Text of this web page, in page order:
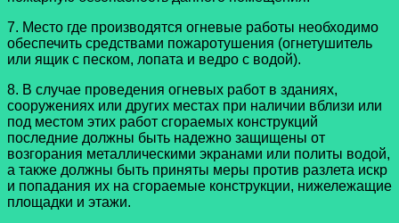
7. Место где производятся огневые работы необходимо
обеспечить средствами пожаротушения (огнетушитель
или ящик с песком, лопата и ведро с водой).
8. В случае проведения огневых работ в зданиях,
сооружениях или других местах при наличии вблизи или
под местом этих работ сгораемых конструкций
последние должны быть надежно защищены от
возгорания металлическими экранами или политы водой,
а также должны быть приняты меры против разлета искр
и попадания их на сгораемые конструкции, нижележащие
площадки и этажи.